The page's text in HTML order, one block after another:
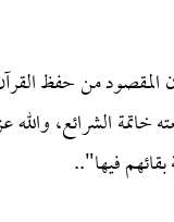
المقصود من حفظ
خاتمة الشرائع، والله
فيها"..